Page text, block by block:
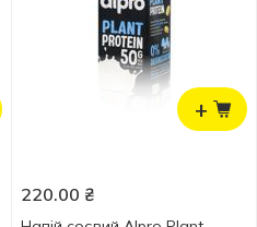
+
220.00 ₴